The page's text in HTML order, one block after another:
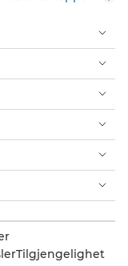
Tilgjengelighet